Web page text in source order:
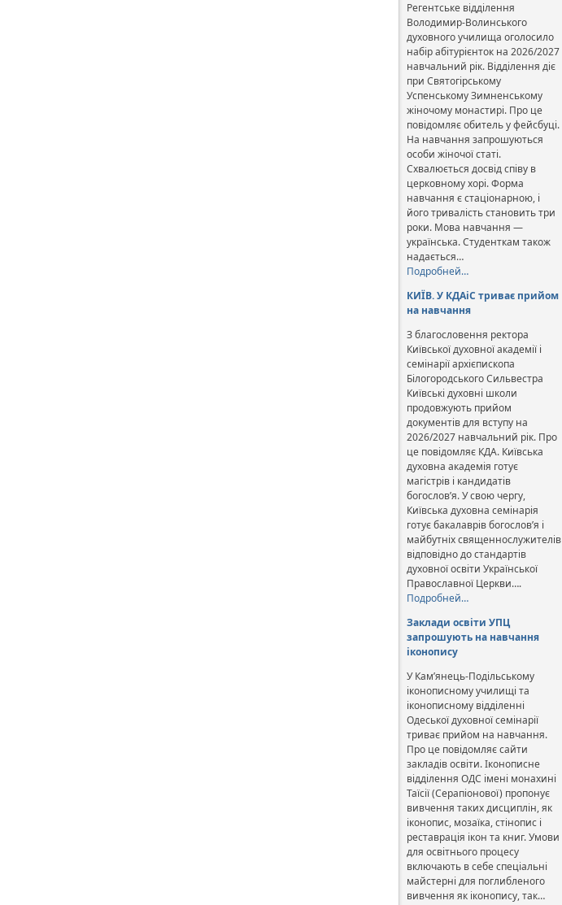
Регентське відділення
Володимир-Волинського
духовного училища оголосило
набір абітурієнток на 2026/2027
навчальний рік. Відділення діє
при Святогірському
Успенському Зимненському
жіночому монастирі. Про це
повідомляє обитель у фейсбуці.
На навчання запрошуються
особи жіночої статі.
Схвалюється досвід співу в
церковному хорі. Форма
навчання є стаціонарною, і
його тривалість становить три
роки. Мова навчання —
українська. Студенткам також
надається…
Подробней…
КИЇВ. У КДАіС триває прийом
на навчання
З благословення ректора
Київської духовної академії і
семінарії архієпископа
Білогородського Сильвестра
Київські духовні школи
продовжують прийом
документів для вступу на
2026/2027 навчальний рік. Про
це повідомляє КДА. Київська
духовна академія готує
магістрів і кандидатів
богослов’я. У свою чергу,
Київська духовна семінарія
готує бакалаврів богослов’я і
майбутніх священнослужителів
відповідно до стандартів
духовної освіти Української
Православної Церкви….
Подробней…
Заклади освіти УПЦ
запрошують на навчання
іконопису
У Кам’янець-Подільському
іконописному училищі та
іконописному відділенні
Одеської духовної семінарії
триває прийом на навчання.
Про це повідомляє сайти
закладів освіти. Іконописне
відділення ОДС імені монахині
Таїсії (Серапіонової) пропонує
вивчення таких дисциплін, як
іконопис, мозаїка, стінопис і
реставрація ікон та книг. Умови
для освітнього процесу
включають в себе спеціальні
майстерні для поглибленого
вивчення як іконопису, так…